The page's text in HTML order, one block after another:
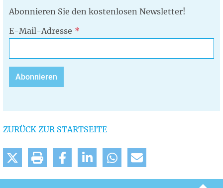
Abonnieren Sie den kostenlosen Newsletter!
E-Mail-Adresse
ZURÜCK ZUR STARTSEITE